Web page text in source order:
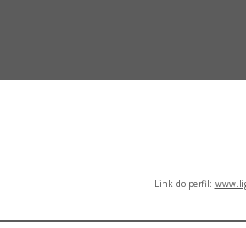
Link do perfil: